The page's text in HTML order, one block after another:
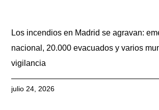
Los incendios en Madrid se agravan:
nacional, 20.000 evacuados y varios
vigilancia
julio 24, 2026